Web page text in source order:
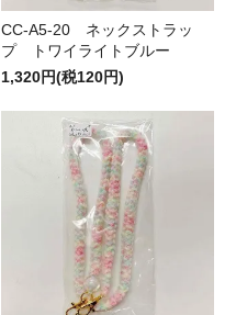
CC-A5-20 ネックストラッ
プ トワイライトブルー
1,320円(税120円)